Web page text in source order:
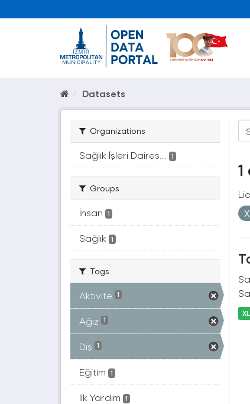
Datasets
Organizations
Sağlık İşleri Daires... 1
Groups
İnsan 1
Sağlık 1
Tags
Aktivite 1
Ağız 1
Diş 1
Eğitim 1
Ilk Yardım 1